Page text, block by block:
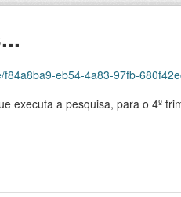
4a83-97fb-680f42ec28ba/download/
executa a pesquisa, para o 4º